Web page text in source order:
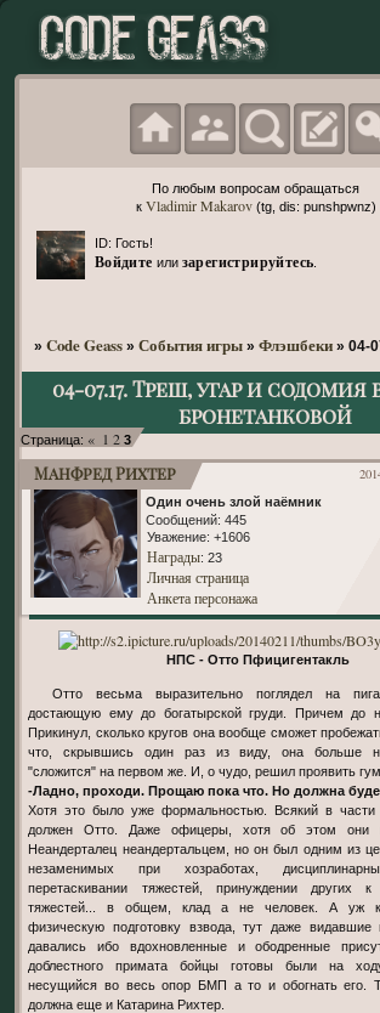
По любым вопросам обращаться
к Vladimir Makarov(tg, dis: punshpwnz)
ID: Гость!
Войдите или зарегистрируйтесь
» Code Geass » События игры » Флэшбеки » 04-
04-07.17. Треш, угар и
бронетанковой
Страница: « 1 2 3
Манфред Рихтер
Один очень злой наёмник
Сообщений: 445
Уважение: +1606
Награды: 23
Личная страница
Анкета персонажа
НПС - Отто Пфицигентакль
Отто весьма выразительно поглядел на пигалицу, едва-едва
достающую ему до богатырской груди. Причем до
Прикинул, сколько кругов она вообще сможет
что, скрывшись один раз из виду, она больше
"сложится" на первом же. И, о чудо, решил проявить
-Ладно, проходи. Прощаю пока что. Но должна
Хотя это было уже формальностью. Всякий в части
должен Отто. Даже офицеры, хотя об этом они
Неандерталец неандертальцем, но он был одним из
незаменимых при хозработах,
перетаскивании тяжестей, принуждении других к
тяжестей... в общем, клад а не человек. А уж
физическую подготовку взвода, тут даже
давались ибо вдохновленные и ободренные
доблестного примата бойцы готовы были на
несущийся во весь опор БМП а то и обогнать его.
должна еще и Катарина Рихтер.